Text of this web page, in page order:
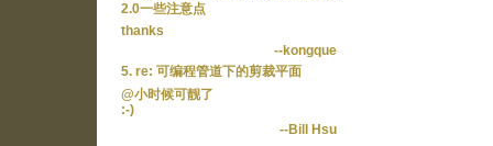
2.0一些注意点
thanks
--kongque
5. re: 可编程管道下的剪裁平面
@小时候可靓了
:-)
--Bill Hsu